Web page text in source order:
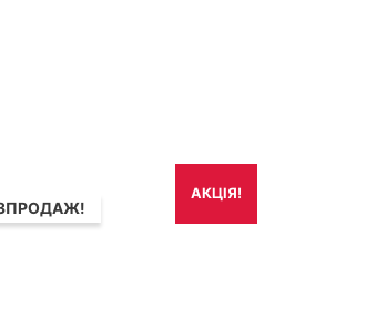
АКЦІЯ!
ціна:
1,192₴.